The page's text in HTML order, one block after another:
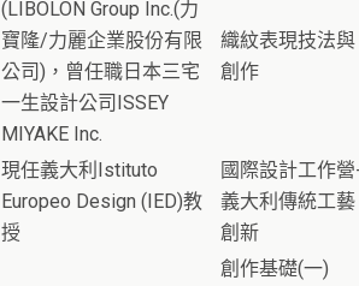
(LIBOLON Group Inc.(力
寶隆/力麗企業股份有限
公司)，曾任職日本三宅
一生設計公司ISSEY
MIYAKE Inc.
織紋表現技法與
創作
現任義大利Istituto
Europeo Design (IED)教
授
國際設計工作
義大利傳統工藝
創新
創作基礎(一)